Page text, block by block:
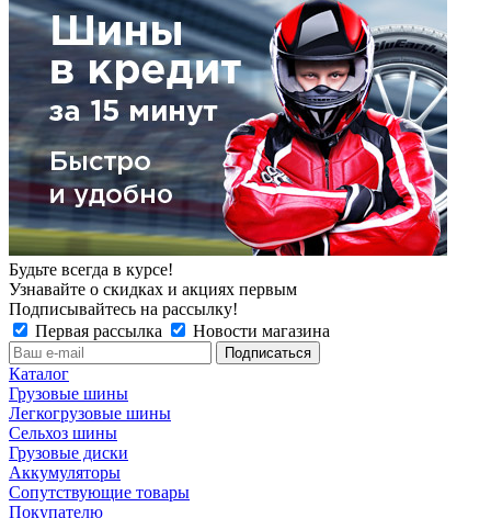
Будьте всегда в курсе!
Узнавайте о скидках и акциях первым
Подписывайтесь на рассылку!
Первая рассылка
Новости магазина
Каталог
Грузовые шины
Легкогрузовые шины
Сельхоз шины
Грузовые диски
Аккумуляторы
Сопутствующие товары
Покупателю